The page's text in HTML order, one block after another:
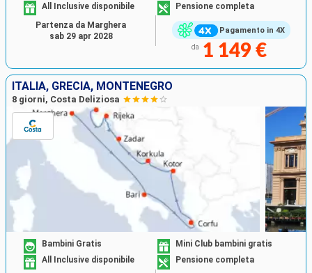
Pagamento in 4X
All Inclusive disponibile
Pensione completa
da 1 149 €
Partenza da Marghera
sab 29 apr 2028
ITALIA, GRECIA, MONTENEGRO
8 giorni, Costa Deliziosa
Bambini Gratis
Mini Club bambini gratis
All Inclusive disponibile
Pensione completa